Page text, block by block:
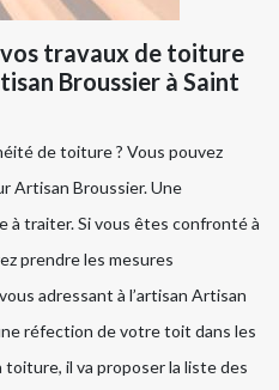
vos travaux de toiture
Broussier à Saint
de toiture ? Vous pouvez
Artisan Broussier. Une
à traiter. Si vous êtes confronté à
prendre les mesures
adressant à l’artisan Artisan
réfection de votre toit dans les
il va proposer la liste des